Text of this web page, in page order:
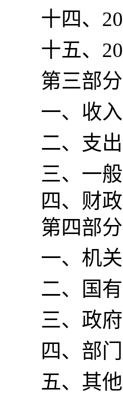
十四、
十五、
第三部分
一、收
二、支
三、一
四、财
第四部分
一、 机
二、
国
三、 政
四、 部
五、 其